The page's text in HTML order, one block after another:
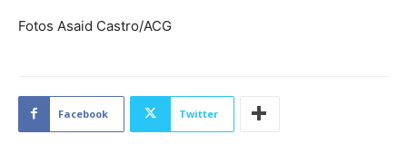
Fotos Asaid Castro/ACG
Facebook Twitter